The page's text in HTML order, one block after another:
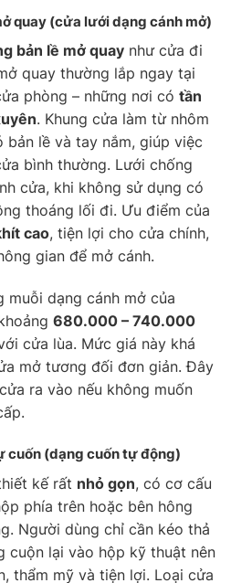
quay (cửa lưới dạng cánh mở)
bản lề mở quay như cửa đi
quay thường lắp ngay tại
phòng – những nơi có tần
. Khung cửa làm từ nhôm
bản lề và tay nắm, giúp việc
bình thường. Lưới chống
cửa, khi không sử dụng có
thoáng lối đi. Ưu điểm của
cao, tiện lợi cho cửa chính,
gian để mở cánh.
dạng cánh mở của
680.000 – 740.000
cửa lùa. Mức giá này khá
mở tương đối đơn giản. Đây
ra vào nếu không muốn
cuốn (dạng cuốn tự động)
kế rất nhỏ gọn, có cơ cấu
phía trên hoặc bên hông
Người dùng chỉ cần kéo thả
cuộn lại vào hộp kỹ thuật nên
thẩm mỹ và tiện lợi. Loại cửa